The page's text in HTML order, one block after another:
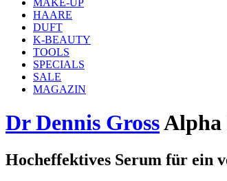
MAKE-UP
HAARE
DUFT
K-BEAUTY
TOOLS
SPECIALS
SALE
MAGAZIN
Dr Dennis GrossAlpha
Hocheffektives Serum für ein